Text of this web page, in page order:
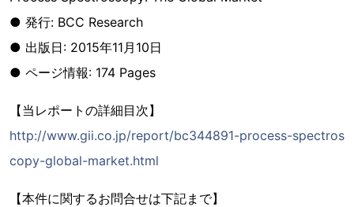
● 発行: BCC Research
● 出版日: 2015年11月10日
● ページ情報: 174 Pages
【当レポートの詳細目次】
http://www.gii.co.jp/report/bc344891-process-spectros
copy-global-market.html
【本件に関するお問合せは下記まで】